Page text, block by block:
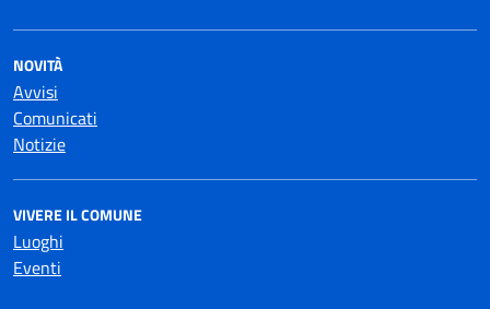
NOVITÀ
Avvisi
Comunicati
Notizie
VIVERE IL COMUNE
Luoghi
Eventi